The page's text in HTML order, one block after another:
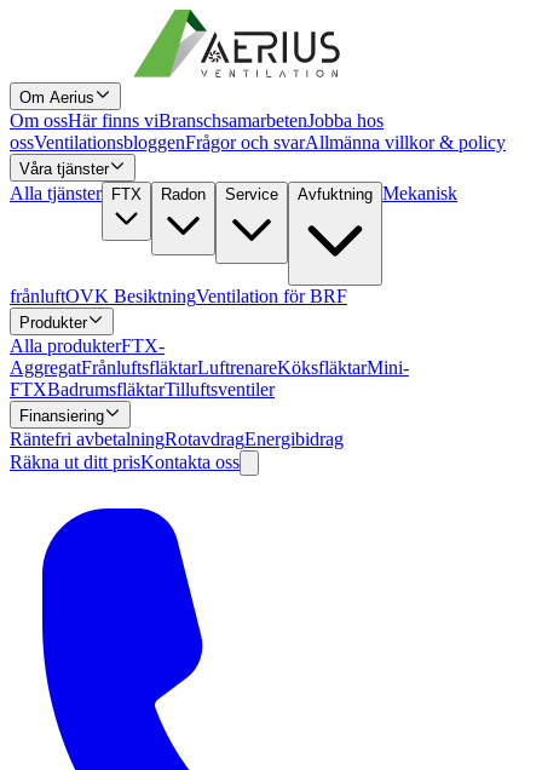
Om Aerius
Om ossHär finns viBranschsamarbetenJobba hos
ossVentilationsbloggenFrågor och svarAllmänna villkor & policy
Våra tjänster
Alla tjänster FTX Radon Service Avfuktning Mekanisk
frånluftOVK BesiktningVentilation för BRF
Produkter
Alla produkterFTX-
AggregatFrånluftsfläktarLuftrenareKöksfläktarMini-
FTXBadrumsfläktarTilluftsventiler
Finansiering
Räntefri avbetalningRotavdragEnergibidrag
Räkna ut ditt prisKontakta oss